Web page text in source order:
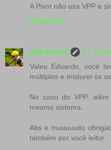
A Pivot não usa VPP e
Responder
Adil Filoso
17 de
Valeu Eduardo, você
múltiplos e misturei os
No caso do VPP,
mesmo sistema.
Abs e muuuuuito
também por você leitor.